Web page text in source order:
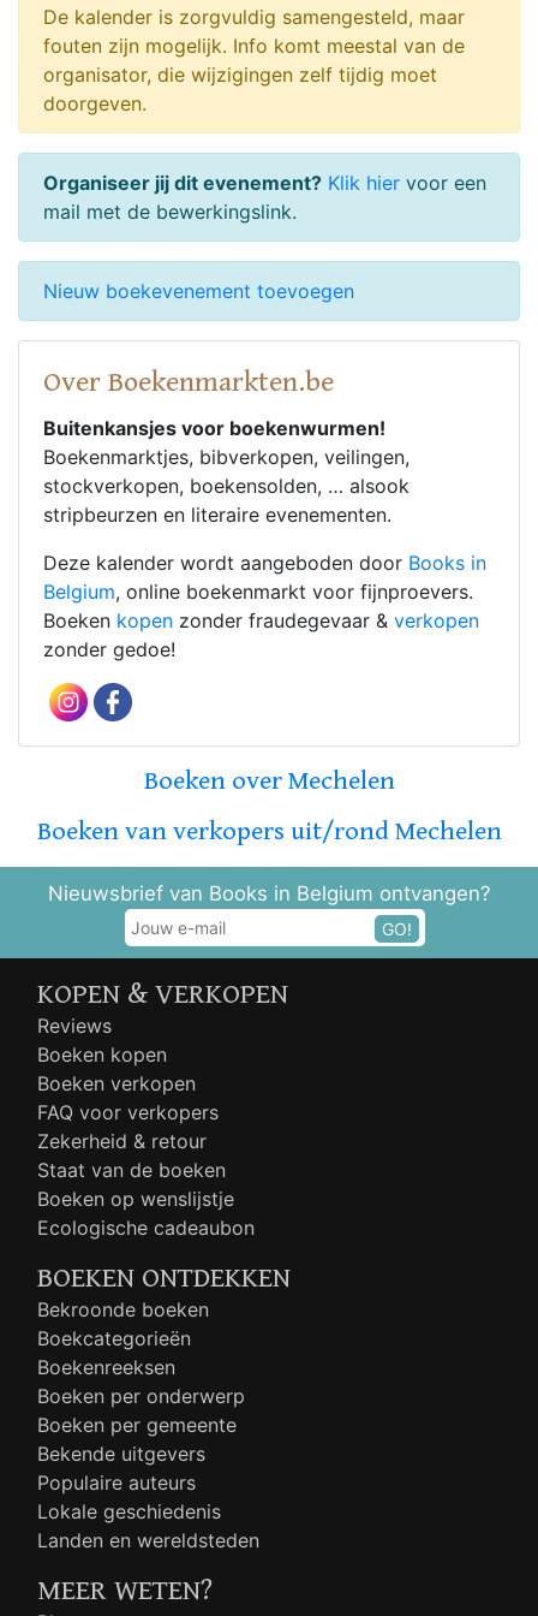
De kalender is zorgvuldig samengesteld, maar
fouten zijn mogelijk. Info komt meestal van de
organisator, die wijzigingen zelf tijdig moet
doorgeven.
Organiseer jij dit evenement? Klik hier voor een
mail met de bewerkingslink.
Nieuw boekevenement toevoegen
Over Boekenmarkten.be
Buitenkansjes voor boekenwurmen!
Boekenmarktjes, bibverkopen, veilingen,
stockverkopen, boekensolden, … alsook
stripbeurzen en literaire evenementen.
Deze kalender wordt aangeboden door Books in
Belgium, online boekenmarkt voor fijnproevers.
Boeken kopen zonder fraudegevaar & verkopen
zonder gedoe!
Boeken over Mechelen
Boeken van verkopers uit/rond Mechelen
Nieuwsbrief van Books in Belgium ontvangen?
GO!
KOPEN & VERKOPEN
Reviews
Boeken kopen
Boeken verkopen
FAQ voor verkopers
Zekerheid & retour
Staat van de boeken
Boeken op wenslijstje
Ecologische cadeaubon
BOEKEN ONTDEKKEN
Bekroonde boeken
Boekcategorieën
Boekenreeksen
Boeken per onderwerp
Boeken per gemeente
Bekende uitgevers
Populaire auteurs
Lokale geschiedenis
Landen en wereldsteden
MEER WETEN?